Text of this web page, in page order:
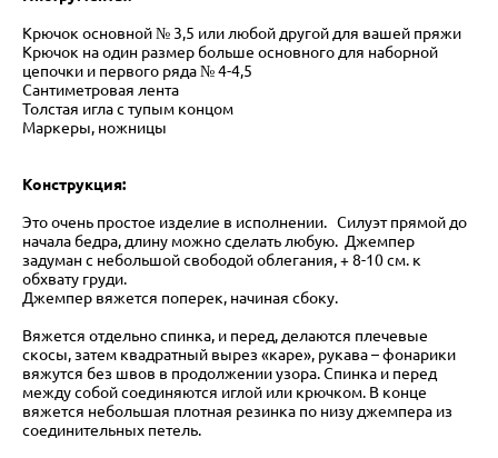
Крючок основной № 3,5 или любой другой для вашей пряжи
Крючок на один размер больше основного для наборной
цепочки и первого ряда № 4-4,5
Сантиметровая лента
Толстая игла с тупым концом
Маркеры, ножницы
Конструкция:
Это очень простое изделие в исполнении. Силуэт прямой до
начала бедра, длину можно сделать любую. Джемпер
задуман с небольшой свободой облегания, + 8-10 см. к
обхвату груди.
Джемпер вяжется поперек, начиная сбоку.
Вяжется отдельно спинка, и перед, делаются плечевые
скосы, затем квадратный вырез «каре», рукава – фонарики
вяжутся без швов в продолжении узора. Спинка и перед
между собой соединяются иглой или крючком. В конце
вяжется небольшая плотная резинка по низу джемпера из
соединительных петель.